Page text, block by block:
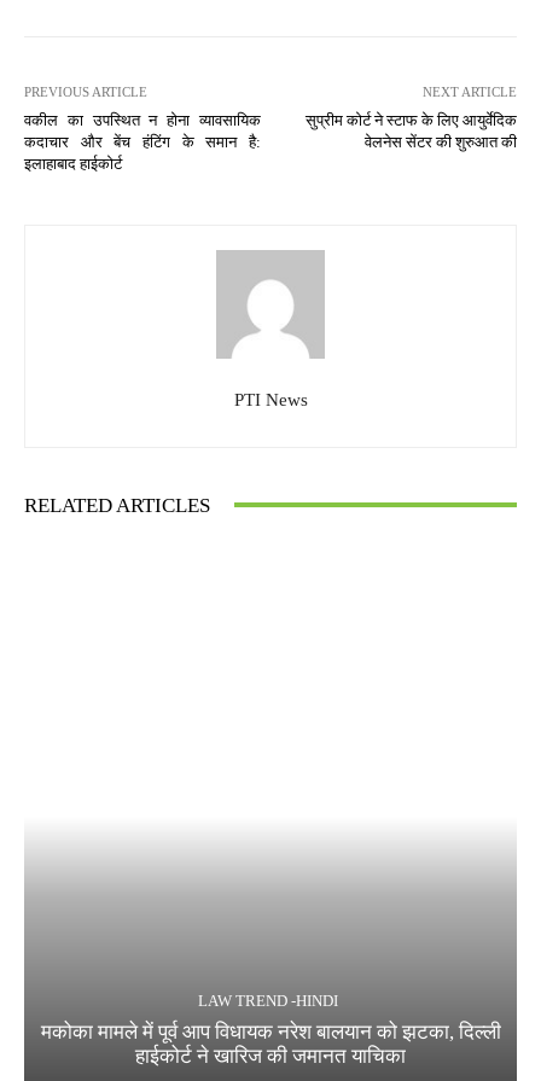
PREVIOUS ARTICLE
वकील का उपस्थित न होना व्यावसायिक
कदाचार और बेंच हंटिंग के समान है:
इलाहाबाद हाईकोर्ट
NEXT ARTICLE
सुप्रीम कोर्ट ने स्टाफ के लिए आयुर्वेदिक
वेलनेस सेंटर की शुरुआत की
PTI News
RELATED ARTICLES
LAW TREND -HINDI
मकोका मामले में पूर्व आप विधायक नरेश बालयान को झटका, दिल्ली
हाईकोर्ट ने खारिज की जमानत याचिका